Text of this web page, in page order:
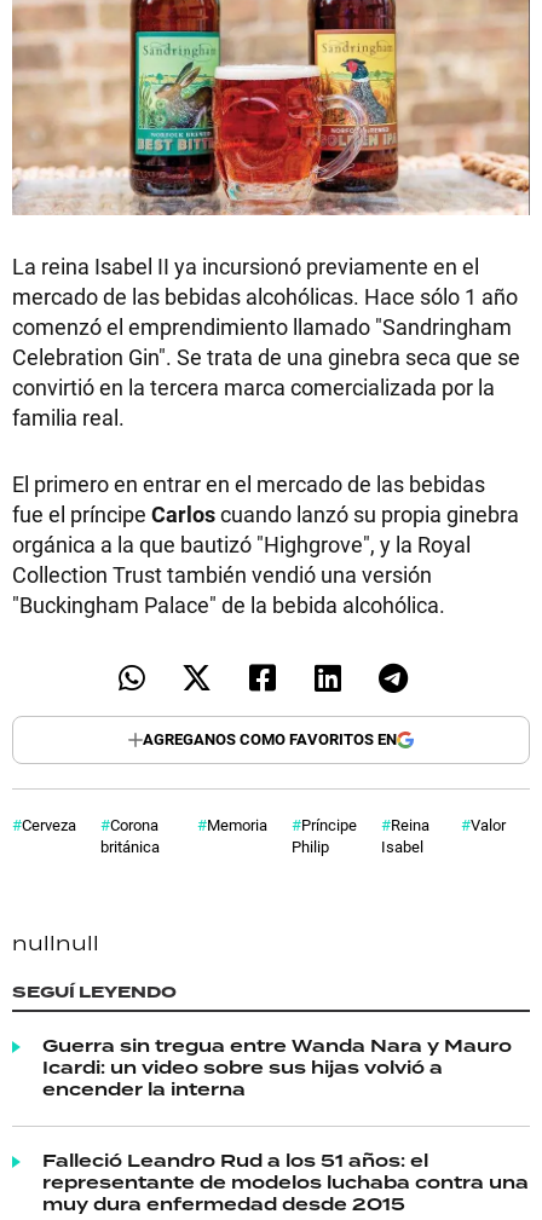
La reina Isabel II ya incursionó previamente en el
mercado de las bebidas alcohólicas. Hace sólo 1 año
comenzó el emprendimiento llamado "Sandringham
Celebration Gin". Se trata de una ginebra seca que se
convirtió en la tercera marca comercializada por la
familia real.
El primero en entrar en el mercado de las bebidas
fue el príncipe Carloscuando lanzó su propia ginebra
orgánica a la que bautizó "Highgrove", y la Royal
Collection Trust también vendió una versión
"Buckingham Palace" de la bebida alcohólica.
AGREGANOS COMO FAVORITOS EN
Cerveza
Corona
británica
Memoria
Príncipe
Philip
Reina
Isabel
Valor
nullnull
SEGUÍ LEYENDO
Guerra sin tregua entre Wanda Nara y Mauro
Icardi: un video sobre sus hijas volvió a
encender la interna
Falleció Leandro Rud a los 51 años: el
representante de modelos luchaba contra una
muy dura enfermedad desde 2015